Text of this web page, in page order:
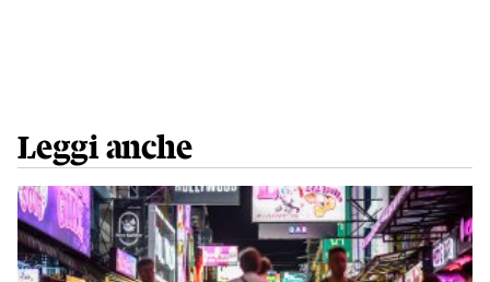
Leggi anche